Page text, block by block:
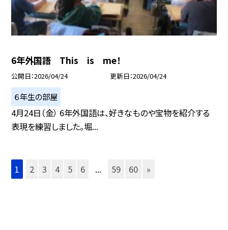
6年外国語 This is me！
公開日 2026/04/24 更新日 2026/04/24
６年生の部屋
4月24日（金） 6年外国語は、好きなものや宝物を紹介する
表現を練習しました。堀...
1 2 3 4 5 6 ... 59 60 »